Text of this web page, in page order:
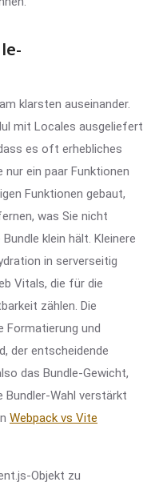
klarsten auseinander.
mit Locales ausgeliefert
es oft erhebliches
ein paar Funktionen
Funktionen gebaut,
was Sie nicht
klein hält. Kleinere
in serverseitig
Vitals, die für die
zählen. Die
und
der entscheidende
das Bundle-Gewicht,
Bundler-Wahl verstärkt
Webpack vs Vite
Objekt zu